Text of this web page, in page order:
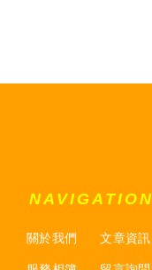
NAVIGATION
關於我們 文章資訊